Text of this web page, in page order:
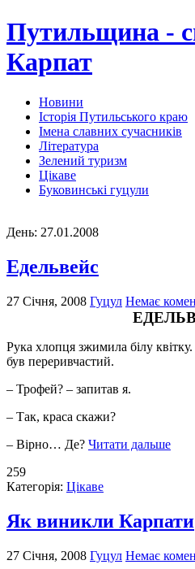
Путильщина -
Карпат
Новини
Історія Путильського краю
Імена славних сучасників
Література
Зелений туризм
Цікаве
Буковинські гуцули
День: 27.01.2008
Едельвейс
27 Січня, 2008 Гуцул Немає
Рука хлопця зжимила білу
був переривчастий.
– Трофей? – запитав я.
– Так, краса скажи?
– Вірно… Де? Читати дальше
259
Категорія: Цікаве
Як виникли Карпати
27 Січня, 2008 Гуцул Немає